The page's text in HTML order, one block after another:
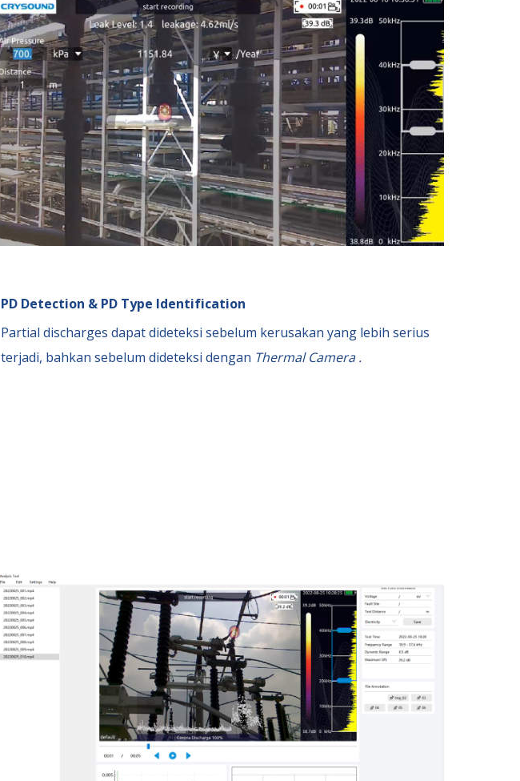
PD Detection & PD Type Identification
Partial discharges dapat dideteksi sebelum kerusakan yang lebih serius
terjadi, bahkan sebelum dideteksi dengan Thermal Camera .